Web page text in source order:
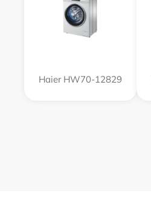
Haier HW70-12829